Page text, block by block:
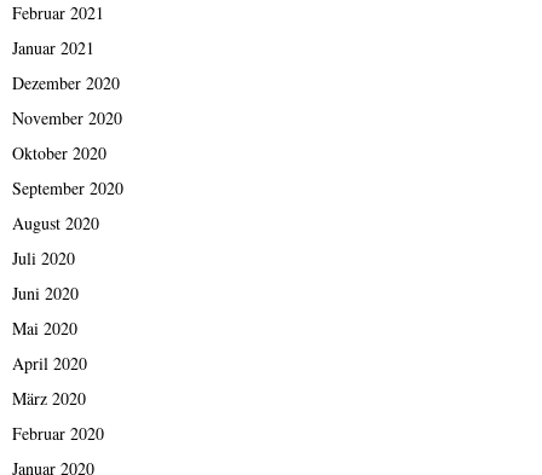
Februar 2021
Januar 2021
Dezember 2020
November 2020
Oktober 2020
September 2020
August 2020
Juli 2020
Juni 2020
Mai 2020
April 2020
März 2020
Februar 2020
Januar 2020